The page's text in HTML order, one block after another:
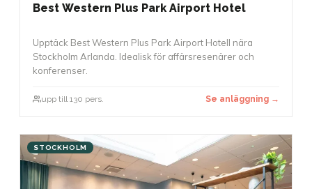
Best Western Plus Park Airport Hotel
Upptäck Best Western Plus Park Airport Hotell nära
Stockholm Arlanda. Idealisk för affärsresenärer och
konferenser.
upp till 130 pers. Se anläggning →
STOCKHOLM